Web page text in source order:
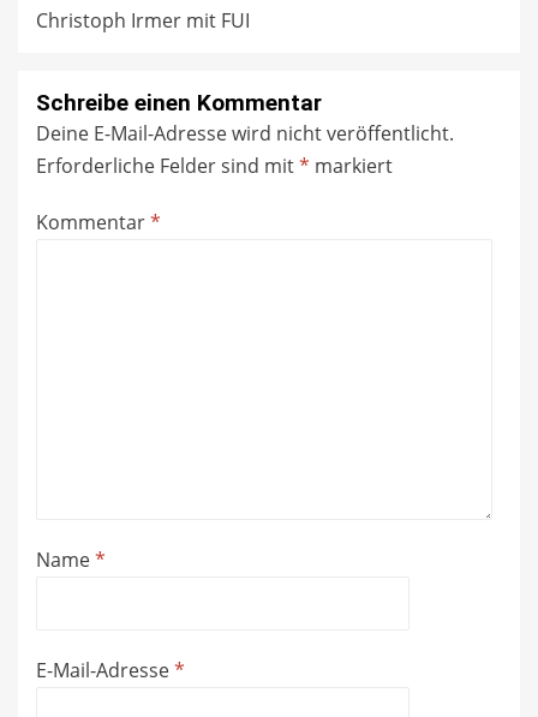
Christoph Irmer mit FUI
Schreibe einen Kommentar
Deine E-Mail-Adresse wird nicht veröffentlicht.
Erforderliche Felder sind mit* markiert
Kommentar*
Name*
E-Mail-Adresse*